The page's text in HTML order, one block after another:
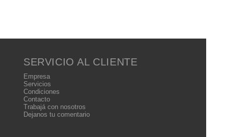
SERVICIO AL CLIENTE
Empresa
Servicios
Condiciones
Contacto
Trabajá con nosotros
Dejanos tu comentario